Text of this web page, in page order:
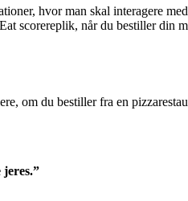
hvor man skal interagere
scorereplik, når du bestiller din
om du bestiller fra en